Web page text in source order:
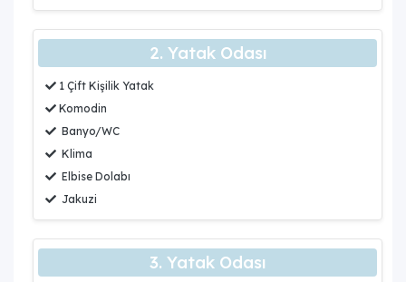
2. Yatak Odası
1 Çift Kişilik Yatak
Komodin
Banyo/WC
Klima
Elbise Dolabı
Jakuzi
3. Yatak Odası